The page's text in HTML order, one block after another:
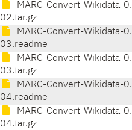
MARC-Convert-Wikidata-0.
02.tar.gz
MARC-Convert-Wikidata-0.
03.readme
MARC-Convert-Wikidata-0.
03.tar.gz
MARC-Convert-Wikidata-0.
04.readme
MARC-Convert-Wikidata-0.
04.tar.gz